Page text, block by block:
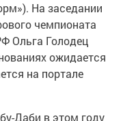
На заседании
чемпионата
Ольга Голодец
ожидается
на портале
Даби в этом году